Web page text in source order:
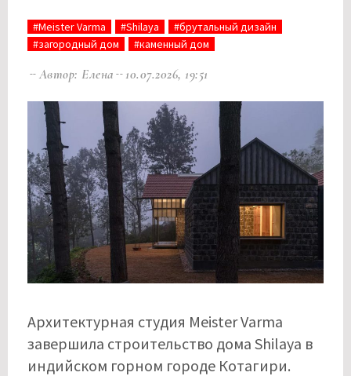
#Meister Varma #Shilaya
#брутальный дизайн
#загородный дом
#каменный дом
Автор: Елена 10.07.2026, 19:51
Архитектурная студия Meister Varma
завершила строительство дома Shilaya в
индийском горном городе Котагири.